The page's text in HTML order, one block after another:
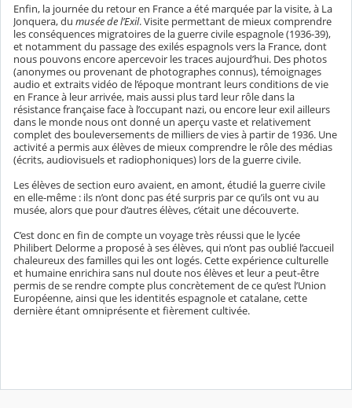
Enfin, la journée du retour en France a été marquée par la visite, à La
Jonquera, du musée de l’Exil. Visite permettant de mieux comprendre
les conséquences migratoires de la guerre civile espagnole (1936-39),
et notamment du passage des exilés espagnols vers la France, dont
nous pouvons encore apercevoir les traces aujourd’hui. Des photos
(anonymes ou provenant de photographes connus), témoignages
audio et extraits vidéo de l’époque montrant leurs conditions de vie
en France à leur arrivée, mais aussi plus tard leur rôle dans la
résistance française face à l’occupant nazi, ou encore leur exil ailleurs
dans le monde nous ont donné un aperçu vaste et relativement
complet des bouleversements de milliers de vies à partir de 1936. Une
activité a permis aux élèves de mieux comprendre le rôle des médias
(écrits, audiovisuels et radiophoniques) lors de la guerre civile.
Les élèves de section euro avaient, en amont, étudié la guerre civile
en elle-même : ils n’ont donc pas été surpris par ce qu’ils ont vu au
musée, alors que pour d’autres élèves, c’était une découverte.
C’est donc en fin de compte un voyage très réussi que le lycée
Philibert Delorme a proposé à ses élèves, qui n’ont pas oublié l’accueil
chaleureux des familles qui les ont logés. Cette expérience culturelle
et humaine enrichira sans nul doute nos élèves et leur a peut-être
permis de se rendre compte plus concrètement de ce qu’est l’Union
Européenne, ainsi que les identités espagnole et catalane, cette
dernière étant omniprésente et fièrement cultivée.